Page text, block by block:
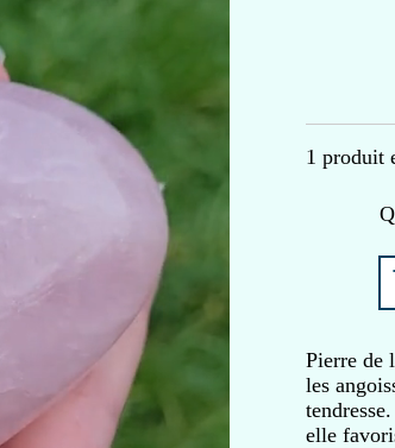
1 produit
Pierre de
les
elle